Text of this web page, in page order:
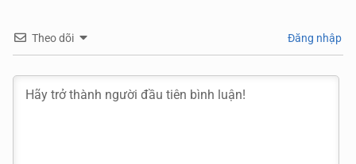
Theo dõi Đăng nhập